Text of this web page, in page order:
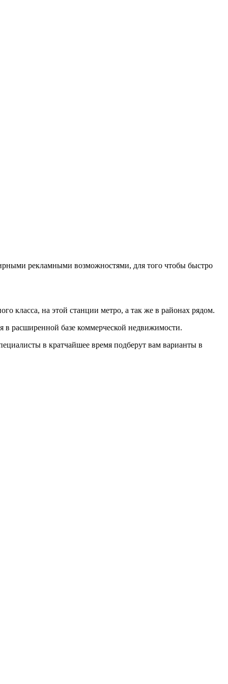
рекламными возможностями, для того чтобы быстро
класса, на этой станции метро, а так же в районах рядом.
расширенной базе коммерческой недвижимости.
в кратчайшее время подберут вам варианты в